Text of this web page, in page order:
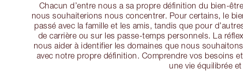
Chacun d’entre nous a sa propre définition du bien-
nous souhaiterions nous concentrer. Pour certains, le
passé avec la famille et les amis, tandis que pour
de carrière ou sur les passe-temps personnels. La
nous aider à identifier les domaines que nous
avec notre propre définition. Comprendre vos besoins
une vie équilibrée